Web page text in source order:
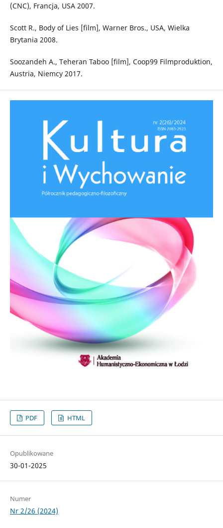
(CNC), Francja, USA 2007.
Scott R., Body of Lies [film], Warner Bros., USA, Wielka
Brytania 2008.
Soozandeh A., Teheran Taboo [film], Coop99 Filmproduktion,
Austria, Niemcy 2017.
PDF HTML
Opublikowane
30-01-2025
Numer
Nr 2/26 (2024)